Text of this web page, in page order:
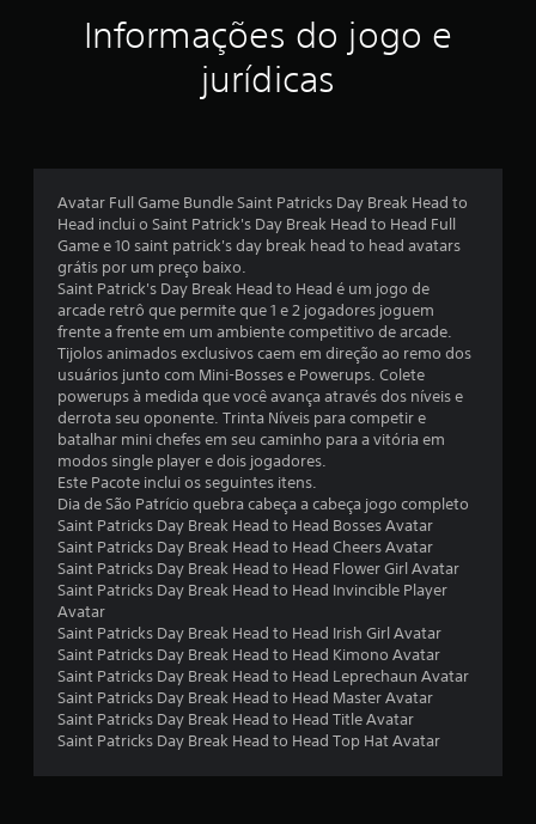
e
e
m
m
a
l
d
e
3
2
c
Informações do jogo e
jurídicas
Avatar Full Game Bundle Saint Patricks Day Break Head to
Head inclui o Saint Patrick's Day Break Head to Head Full
Game e 10 saint patrick's day break head to head avatars
grátis por um preço baixo.
Saint Patrick's Day Break Head to Head é um jogo de
arcade retrô que permite que 1 e 2 jogadores joguem
frente a frente em um ambiente competitivo de arcade.
Tijolos animados exclusivos caem em direção ao remo dos
usuários junto com Mini-Bosses e Powerups. Colete
powerups à medida que você avança através dos níveis e
derrota seu oponente. Trinta Níveis para competir e
batalhar mini chefes em seu caminho para a vitória em
modos single player e dois jogadores.
Este Pacote inclui os seguintes itens.
Dia de São Patrício quebra cabeça a cabeça jogo completo
Saint Patricks Day Break Head to Head Bosses Avatar
Saint Patricks Day Break Head to Head Cheers Avatar
Saint Patricks Day Break Head to Head Flower Girl Avatar
Saint Patricks Day Break Head to Head Invincible Player
Avatar
Saint Patricks Day Break Head to Head Irish Girl Avatar
Saint Patricks Day Break Head to Head Kimono Avatar
Saint Patricks Day Break Head to Head Leprechaun Avatar
Saint Patricks Day Break Head to Head Master Avatar
Saint Patricks Day Break Head to Head Title Avatar
Saint Patricks Day Break Head to Head Top Hat Avatar